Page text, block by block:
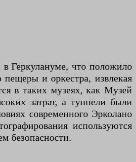
Геркулануме, что положило
и оркестра, извлекая
в таких музеях, как Музей
затрат, а туннели были
современного Эрколано
используются
безопасности.